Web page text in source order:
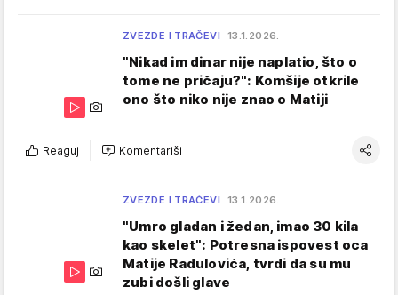
ZVEZDE I TRAČEVI 13.1.2026.
"Nikad im dinar nije naplatio, što o
tome ne pričaju?": Komšije otkrile
ono što niko nije znao o Matiji
Reaguj Komentariši
ZVEZDE I TRAČEVI 13.1.2026.
"Umro gladan i žedan, imao 30 kila
kao skelet": Potresna ispovest oca
Matije Radulovića, tvrdi da su mu
zubi došli glave